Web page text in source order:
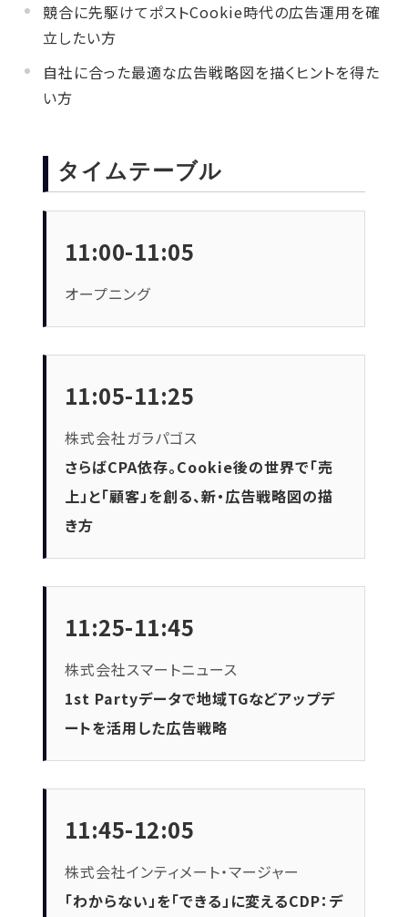
競合に先駆けてポストCookie時代の広告運用を確
立したい方
自社に合った最適な広告戦略図を描くヒントを得た
い方
タイムテーブル
11:00-11:05
オープニング
11:05-11:25
株式会社ガラパゴス
さらばCPA依存。Cookie後の世界で「売
上」と「顧客」を創る、新・広告戦略図の描
き方
11:25-11:45
株式会社スマートニュース
1st Partyデータで地域TGなどアップデ
ートを活用した広告戦略
11:45-12:05
株式会社インティメート・マージャー
「わからない」を「できる」に変えるCDP：デ